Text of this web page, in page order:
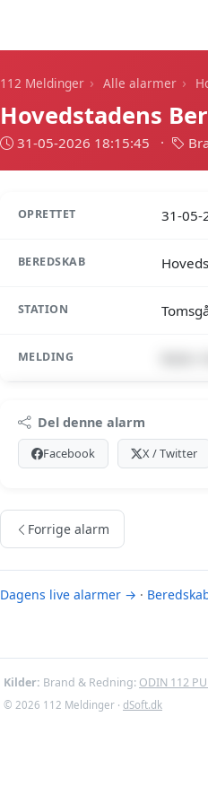
112 Meldinger › Alle alarmer ›
Hovedstadens
31-05-2026 18:15:45 ·
OPRETTET 31-05-
BEREDSKAB
STATION
MELDING
Premium
Log ind med Premium for at
Se Premium-
Del denne alarm
Facebook X / Twitter
Forrige alarm
Dagens live alarmer → ·
Kilder: Brand & Redning: ODIN 112
© 2026 112 Meldinger · dSoft.dk